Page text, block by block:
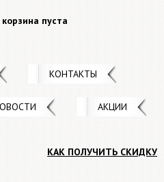
пуста
КОНТАКТЫ
АКЦИИ
КАК ПОЛУЧИТЬ СКИДКУ